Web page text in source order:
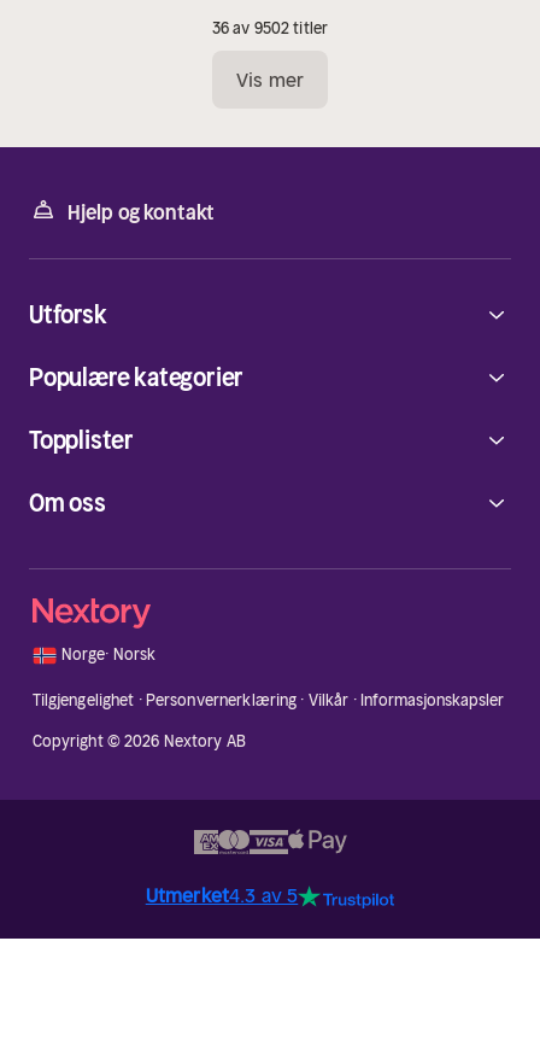
36 av 9502 titler
Vis mer
Hjelp og kontakt
Om oss
Utforsk
Populære kategorier
Topplister
🇳🇴 Norge· Norsk
Tilgjengelighet ·Personvernerklæring · Vilkår · Informasjonskapsler
Copyright © 2026 Nextory AB
Utmerket4.3 av 5